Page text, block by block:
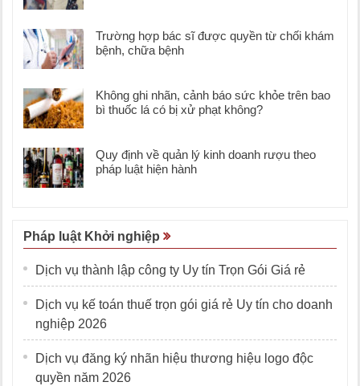
Trường hợp bác sĩ được quyền từ chối khám
bệnh, chữa bệnh
Không ghi nhãn, cảnh báo sức khỏe trên bao
bì thuốc lá có bị xử phạt không?
Quy định về quản lý kinh doanh rượu theo
pháp luật hiện hành
Pháp luật Khởi nghiệp
Dịch vụ thành lập công ty Uy tín Trọn Gói Giá rẻ
Dịch vụ kế toán thuế trọn gói giá rẻ Uy tín cho doanh
nghiệp 2026
Dịch vụ đăng ký nhãn hiệu thương hiệu logo độc
quyền năm 2026